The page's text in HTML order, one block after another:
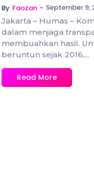
By Faozan ~ September 9,
Jakarta – Humas –
dalam menjaga
membuahkan hasil.
beruntun sejak 2016,...
Read More